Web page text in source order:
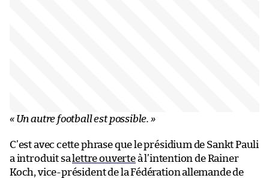
« Un autre football est possible. »
C’est avec cette phrase que le présidium de Sankt Pauli
a introduit sa lettre ouverteà l’intention de Rainer
Koch, vice-président de la Fédération allemande de